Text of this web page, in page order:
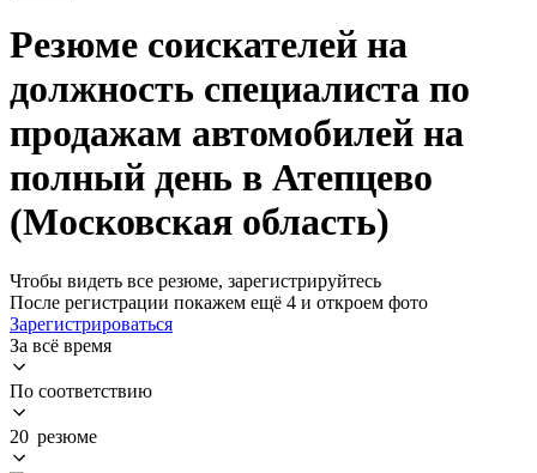
Резюме соискателей на
должность специалиста по
продажам автомобилей на
полный день в Атепцево
(Московская область)
Чтобы видеть все резюме, зарегистрируйтесь
После регистрации покажем ещё 4 и откроем фото
Зарегистрироваться
За всё время
По соответствию
20 резюме